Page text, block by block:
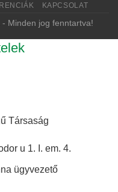
KAPCSOLAT
Minden jog fenntartva!
Társaság
u 1. I. em. 4.
ügyvezető